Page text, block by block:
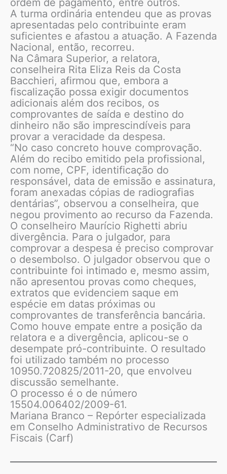
ordem de pagamento, entre outros.
A turma ordinária entendeu que as provas
apresentadas pelo contribuinte eram
suficientes e afastou a atuação. A Fazenda
Nacional, então, recorreu.
Na Câmara Superior, a relatora,
conselheira Rita Eliza Reis da Costa
Bacchieri, afirmou que, embora a
fiscalização possa exigir documentos
adicionais além dos recibos, os
comprovantes de saída e destino do
dinheiro não são imprescindíveis para
provar a veracidade da despesa.
“No caso concreto houve comprovação.
Além do recibo emitido pela profissional,
com nome, CPF, identificação do
responsável, data de emissão e assinatura,
foram anexadas cópias de radiografias
dentárias”, observou a conselheira, que
negou provimento ao recurso da Fazenda.
O conselheiro Maurício Righetti abriu
divergência. Para o julgador, para
comprovar a despesa é preciso comprovar
o desembolso. O julgador observou que o
contribuinte foi intimado e, mesmo assim,
não apresentou provas como cheques,
extratos que evidenciem saque em
espécie em datas próximas ou
comprovantes de transferência bancária.
Como houve empate entre a posição da
relatora e a divergência, aplicou-se o
desempate pró-contribuinte. O resultado
foi utilizado também no processo
10950.720825/2011-20, que envolveu
discussão semelhante.
O processo é o de número
15504.006402/2009-61.
Mariana Branco – Repórter especializada
em Conselho Administrativo de Recursos
Fiscais (Carf)